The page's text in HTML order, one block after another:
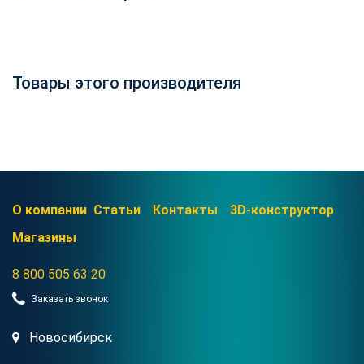
Товары этого производителя
О компании Статьи Контакты
3D-конструктор
Магазины
8 800 505 63 20
Заказать звонок
Новосибирск